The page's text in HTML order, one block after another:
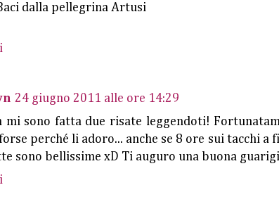
dalla pellegrina Artusi
24 giugno 2011 alle ore 14:29
mi sono fatta due risate leggendoti!
perché li adoro... anche se 8 ore sui tacchi a
sono bellissime xD Ti auguro una buona